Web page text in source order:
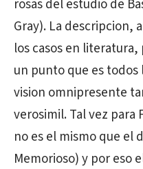
rosas del estudio de
Gray). La descripcion,
los casos en
un punto que es todos
vision omnipresente
verosimil. Tal vez para
no es el mismo que el
Memorioso) y por eso